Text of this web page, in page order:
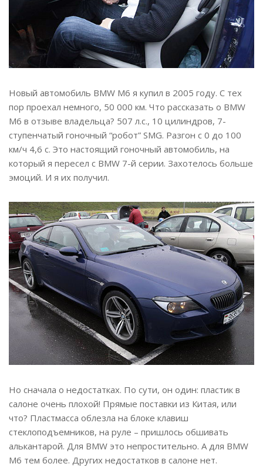
Новый автомобиль BMW M6 я купил в 2005 году. С тех
пор проехал немного, 50 000 км. Что рассказать о BMW
M6 в отзыве владельца? 507 л.с., 10 цилиндров, 7-
ступенчатый гоночный “робот” SMG. Разгон с 0 до 100
км/ч 4,6 с. Это настоящий гоночный автомобиль, на
который я пересел с BMW 7-й серии. Захотелось больше
эмоций. И я их получил.
Но сначала о недостатках. По сути, он один: пластик в
салоне очень плохой! Прямые поставки из Китая, или
что? Пластмасса облезла на блоке клавиш
стеклоподъемников, на руле – пришлось обшивать
алькантарой. Для BMW это непростительно. А для BMW
M6 тем более. Других недостатков в салоне нет.